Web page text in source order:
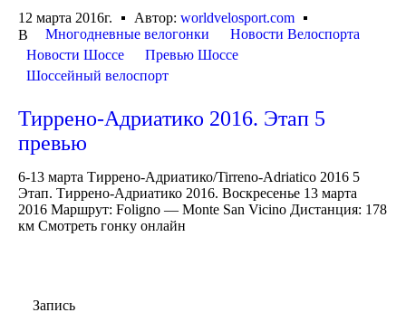
12 марта 2016г.
Автор: worldvelosport.com
В
Многодневные велогонки
Новости Велоспорта
Новости Шоссе
Превью Шоссе
Шоссейный велоспорт
Тиррено-Адриатико 2016. Этап 5
превью
6-13 марта Тиррено-Адриатико/Tirreno-Adriatico 2016 5
Этап. Тиррено-Адриатико 2016. Воскресенье 13 марта
2016 Маршрут: Foligno — Monte San Vicino Дистанция: 178
км Смотреть гонку онлайн
Запись